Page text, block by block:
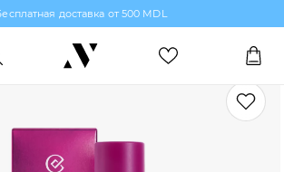
доставка от 500 MDL